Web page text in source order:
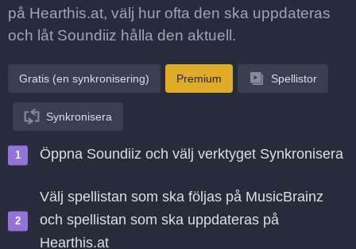
på Hearthis.at, välj hur ofta den ska uppdateras
och låt Soundiiz hålla den aktuell.
Gratis (en synkronisering) Premium Spellistor
Synkronisera
Öppna Soundiiz och välj verktyget Synkronisera
Välj spellistan som ska följas på MusicBrainz
och spellistan som ska uppdateras på
Hearthis.at